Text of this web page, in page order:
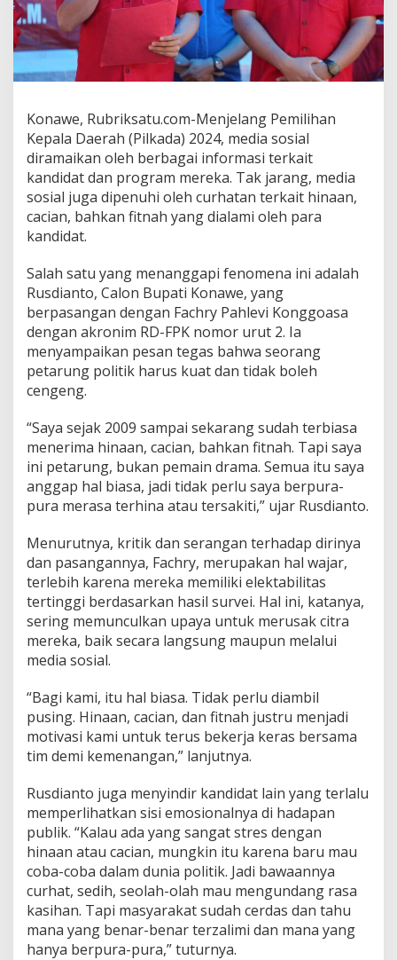
t
o
:
"
S
r
a
n
g
P
e
t
n
g
H
a
r
u
s
a
t
,
T
i
d
k
B
o
l
e
h
C
e
e
n
Konawe, Rubriksatu.com-Menjelang Pemilihan
Kepala Daerah (Pilkada) 2024, media sosial
diramaikan oleh berbagai informasi terkait
kandidat dan program mereka. Tak jarang, media
sosial juga dipenuhi oleh curhatan terkait hinaan,
cacian, bahkan fitnah yang dialami oleh para
kandidat.
Salah satu yang menanggapi fenomena ini adalah
Rusdianto, Calon Bupati Konawe, yang
berpasangan dengan Fachry Pahlevi Konggoasa
dengan akronim RD-FPK nomor urut 2. Ia
menyampaikan pesan tegas bahwa seorang
petarung politik harus kuat dan tidak boleh
cengeng.
“Saya sejak 2009 sampai sekarang sudah terbiasa
menerima hinaan, cacian, bahkan fitnah. Tapi saya
ini petarung, bukan pemain drama. Semua itu saya
anggap hal biasa, jadi tidak perlu saya berpura-
pura merasa terhina atau tersakiti,” ujar Rusdianto.
Menurutnya, kritik dan serangan terhadap dirinya
dan pasangannya, Fachry, merupakan hal wajar,
terlebih karena mereka memiliki elektabilitas
tertinggi berdasarkan hasil survei. Hal ini, katanya,
sering memunculkan upaya untuk merusak citra
mereka, baik secara langsung maupun melalui
media sosial.
“Bagi kami, itu hal biasa. Tidak perlu diambil
pusing. Hinaan, cacian, dan fitnah justru menjadi
motivasi kami untuk terus bekerja keras bersama
tim demi kemenangan,” lanjutnya.
Rusdianto juga menyindir kandidat lain yang terlalu
memperlihatkan sisi emosionalnya di hadapan
publik. “Kalau ada yang sangat stres dengan
hinaan atau cacian, mungkin itu karena baru mau
coba-coba dalam dunia politik. Jadi bawaannya
curhat, sedih, seolah-olah mau mengundang rasa
kasihan. Tapi masyarakat sudah cerdas dan tahu
mana yang benar-benar terzalimi dan mana yang
hanya berpura-pura,” tuturnya.